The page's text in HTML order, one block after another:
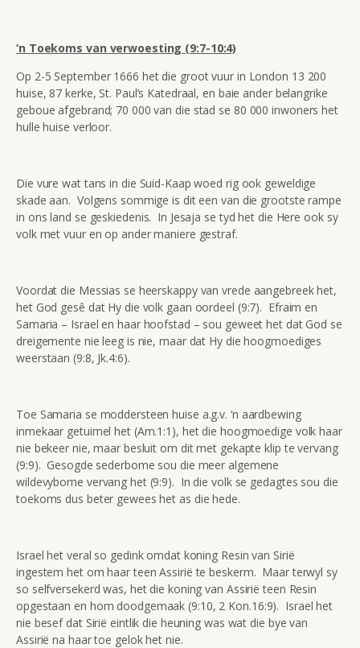
‘n Toekoms van verwoesting (9:7-10:4)
Op 2-5 September 1666 het die groot vuur in London 13 200
huise, 87 kerke, St. Paul’s Katedraal, en baie ander belangrike
geboue afgebrand; 70 000 van die stad se 80 000 inwoners het
hulle huise verloor.
Die vure wat tans in die Suid-Kaap woed rig ook geweldige
skade aan. Volgens sommige is dit een van die grootste rampe
in ons land se geskiedenis. In Jesaja se tyd het die Here ook sy
volk met vuur en op ander maniere gestraf.
Voordat die Messias se heerskappy van vrede aangebreek het,
het God gesê dat Hy die volk gaan oordeel (9:7). Efraim en
Samaria – Israel en haar hoofstad – sou geweet het dat God se
dreigemente nie leeg is nie, maar dat Hy die hoogmoediges
weerstaan (9:8, Jk.4:6).
Toe Samaria se moddersteen huise a.g.v. ‘n aardbewing
inmekaar getuimel het (Am.1:1), het die hoogmoedige volk haar
nie bekeer nie, maar besluit om dit met gekapte klip te vervang
(9:9). Gesogde sederbome sou die meer algemene
wildevybome vervang het (9:9). In die volk se gedagtes sou die
toekoms dus beter gewees het as die hede.
Israel het veral so gedink omdat koning Resin van Sirië
ingestem het om haar teen Assirië te beskerm. Maar terwyl sy
so selfversekerd was, het die koning van Assirië teen Resin
opgestaan en hom doodgemaak (9:10, 2 Kon.16:9). Israel het
nie besef dat Sirië eintlik die heuning was wat die bye van
Assirië na haar toe gelok het nie.